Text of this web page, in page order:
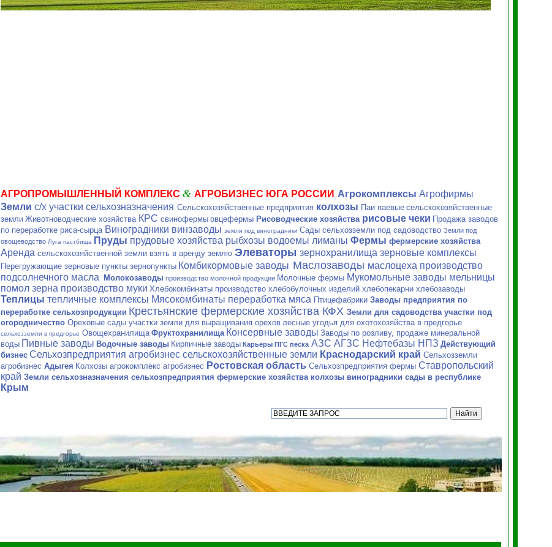
АГРОПРОМЫШЛЕННЫЙ КОМПЛЕКС & АГРОБИЗНЕС ЮГА РОССИИ Агрокомплексы Агрофирмы
Земли с/х участки сельхозназначения Сельскохозяйственные предприятия колхозы Паи паевые сельскохозяйственные
земли Животноводческие хозяйства КРС свинофермы овцефермы Рисоводческие хозяйства рисовые чеки Продажа заводов
по переработке риса-сырца Виноградники винзаводы земли под виноградники Сады сельхозземли под садоводство Земли под
овощеводство Луга пастбища Пруды прудовые хозяйства рыбхозы водоемы лиманы Фермы фермерские хозяйства
Аренда сельскохозяйственной земли взять в аренду землю Элеваторы зернохранилища зерновые комплексы
Перегружающие зерновые пункты зернопункты Комбикормовые заводы Маслозаводы маслоцеха производство
подсолнечного масла
Молокозаводы производство молочной продукции Молочные фермы Мукомольные заводы мельницы
помол зерна производство муки Хлебокомбинаты производство хлебобулочных изделий хлебопекарни хлебозаводы
Теплицы тепличные комплексы Мясокомбинаты переработка мяса Птицефабрики Заводы предприятия по
переработке сельхозпродукции Крестьянские фермерские хозяйства КФХ Земли для садоводства участки под
огородничество Ореховые сады участки земли для выращивания орехов лесные угодья для охотохозяйства в предгорье
сельхозземли в предгорье Овощехранилища Фруктохранилища Консервные заводы Заводы по розливу, продаже минеральной
воды Пивные заводы Водочные заводы Кирпичные заводы Карьеры ПГС песка АЗС АГЗС Нефтебазы НПЗ Действующий
бизнес Сельхозпредприятия агробизнес сельскохозяйственные земли Краснодарский край Сельхозземли
агробизнес Адыгея Колхозы агрокомплекс агробизнес Ростовская область Сельхозпредприятия фермы Ставропольский
край Земли сельхозназначения сельхозпредприятия фермерские хозяйства колхозы виноградники сады в республике
Крым